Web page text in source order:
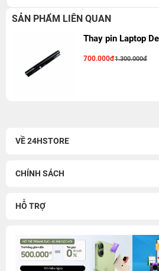
SẢN PHẨM LIÊN QUAN
Thay pin Laptop
700.000đ1.300.000đ
VỀ 24HSTORE
CHÍNH SÁCH
HỖ TRỢ